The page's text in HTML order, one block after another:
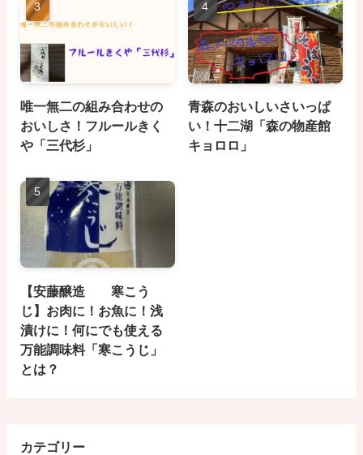
唯一無二の組み合わせの
おいしさ！フルールきく
や「三代杉」
青森のおいしいさいっぱ
い！十二湖「森の物産館
キョロロ」
【安藤醸造 寒こう
じ】お肉に！お魚に！浅
漬けに！何にでも使える
万能調味料「寒こうじ」
とは？
カテゴリー